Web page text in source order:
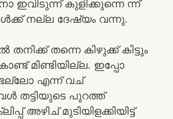
ഇവിടുന്ന് കുളിക്കുന്നെ ന്ന്
നല്ല ദേഷ്യം വന്നു.
തന്നെ കിഴുക്ക് കിട്ടും
മിണ്ടിയില്ല. ഇപ്പോ
എന്ന് വച്
തട്ടിയുടെ പുറത്ത്
അഴിച് മുടിയിളക്കിയിട്ട്